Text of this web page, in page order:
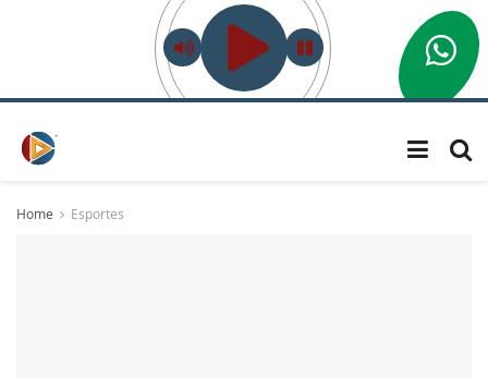
Home Esportes